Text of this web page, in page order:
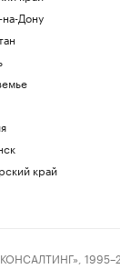
на-Дону
край